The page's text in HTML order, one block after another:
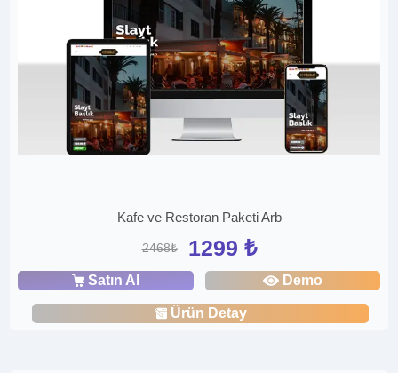
Kafe ve Restoran Paketi Arb
2468₺ 1299 ₺
Satın Al Demo
Ürün Detay